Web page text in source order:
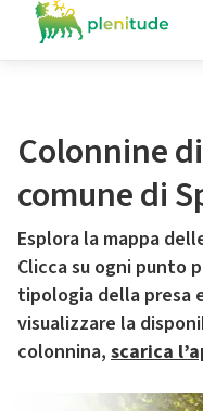
Colonnine
comune di
Esplora la mappa
Clicca su ogni punto
tipologia della presa
visualizzare la
colonnina, scarica